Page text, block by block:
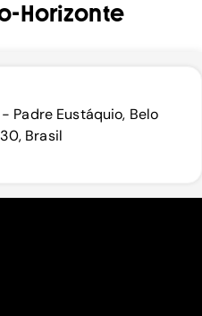
Horizonte
Padre Eustáquio, Belo
Brasil